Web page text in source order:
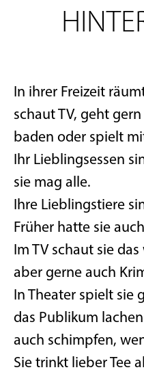
In ihrer Freizeit
schaut TV, geht
baden oder spielt
Ihr Lieblingsessen
sie mag alle.
Ihre Lieblingstiere
Früher hatte sie
Im TV schaut sie
aber gerne auch
In Theater spielt sie
das Publikum
auch schimpfen,
Sie trinkt lieber Tee